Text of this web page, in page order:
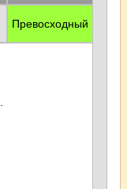
Превосходный